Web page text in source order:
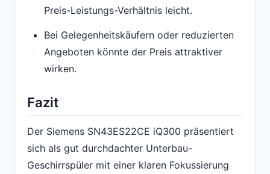
Preis-Leistungs-Verhältnis leicht.
Bei Gelegenheitskäufern oder reduzierten
Angeboten könnte der Preis attraktiver
wirken.
Fazit
Der Siemens SN43ES22CE iQ300 präsentiert
sich als gut durchdachter Unterbau-
Geschirrspüler mit einer klaren Fokussierung